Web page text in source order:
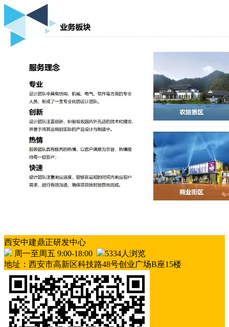
西安中建鼎正研发中心
周一至周五 9:00-18:00
5334人浏览
地址：西安市高新区科技路48号创业广场B座15楼